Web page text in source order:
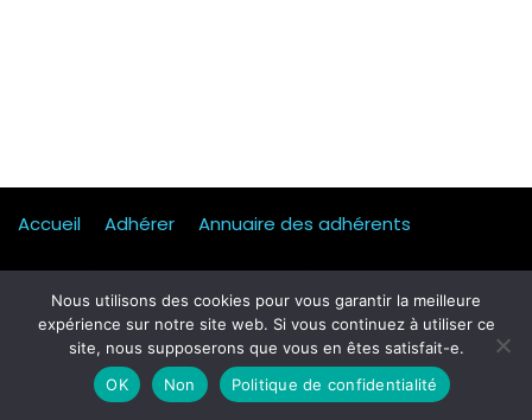
Accueil Adhérer Annuaire des adhérents
Actualités Presse Mentions légales Statuts
Mobilité, transport & logistique Contact
Qui sommes-nous ? Formulaire d’inscription Petit dej
Nous utilisons des cookies pour vous garantir la meilleure
expérience sur notre site web. Si vous continuez à utiliser ce
site, nous supposerons que vous en êtes satisfait-e.
OK
Non Politique de confidentialité